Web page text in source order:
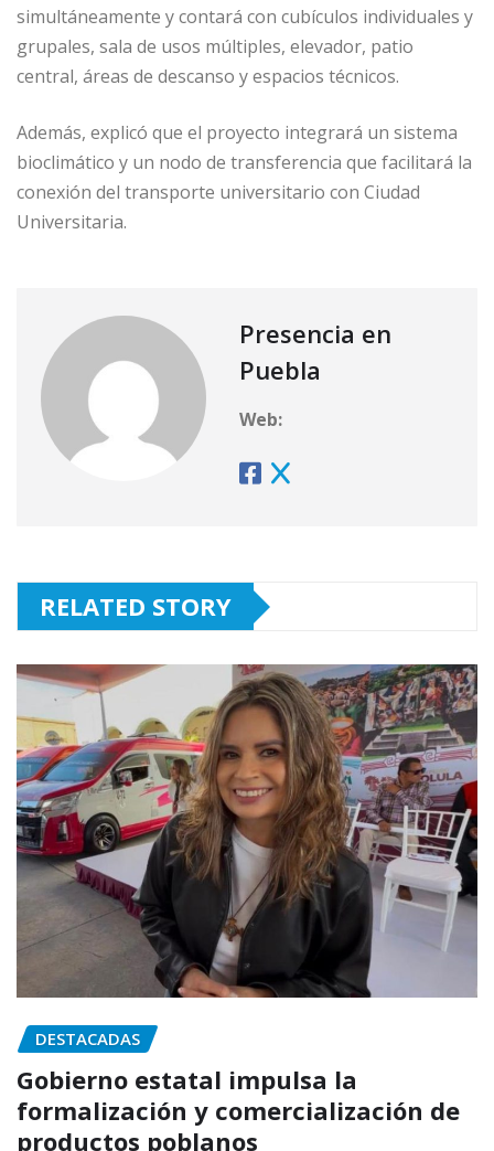
simultáneamente y contará con cubículos individuales y
grupales, sala de usos múltiples, elevador, patio
central, áreas de descanso y espacios técnicos.
Además, explicó que el proyecto integrará un sistema
bioclimático y un nodo de transferencia que facilitará la
conexión del transporte universitario con Ciudad
Universitaria.
Presencia en
Puebla
Web:
RELATED STORY
DESTACADAS
Gobierno estatal impulsa la
formalización y comercialización de
productos poblanos